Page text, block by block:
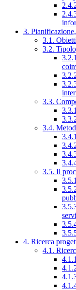
3.
3.1.
3.2.
3.3.
3.4.
3.5. Il
4. Ricerca
4.1.